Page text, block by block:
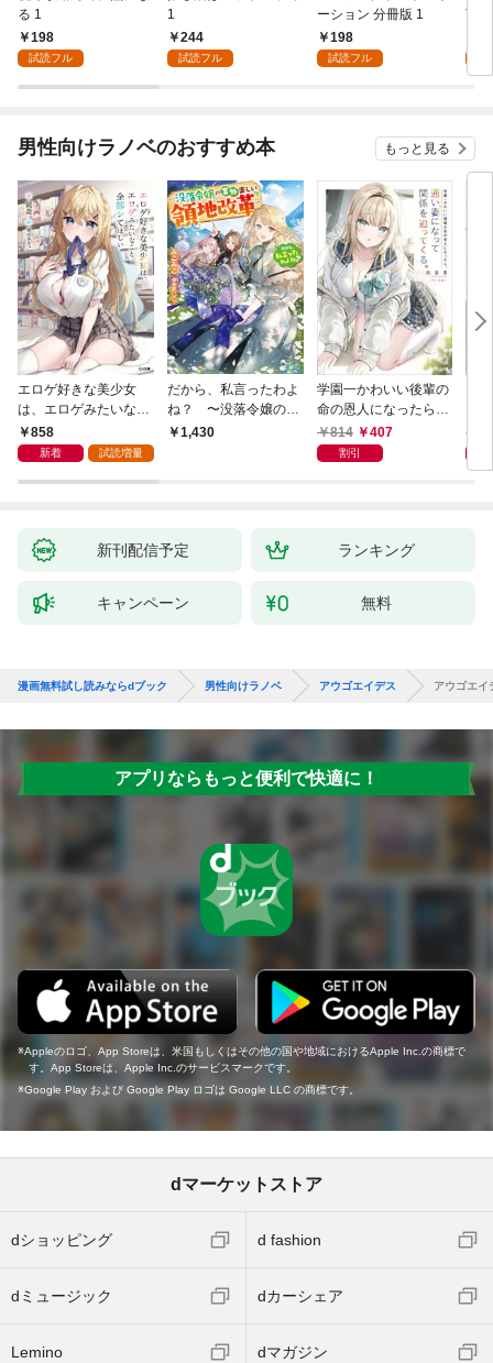
る 1
198
試読フル
1
244
試読フル
ーション 分冊版 1
198
試読フル
言
男性向けラノベのおすすめ本 もっと見る
エロゲ好きな美少女
は、エロゲみたいなこ
と全部シてほしい【電
子ＳＳ特典付き】
858
新着 試読増量
だから、私言ったわよ
ね？ 〜没落令嬢の案
外楽しい領地改革〜
1,430
学園一かわいい後輩の
命の恩人になったら、
通い妻になって関係を
迫ってくる。
814 407
割引
新刊配信予定 ランキング
キャンペーン 無料
漫画無料試し読みならdブック 男性向けラノベ アウゴエイデス アウゴエ
アプリならもっと便利で快適に！
Appleのロゴ、App Storeは、米国もしくはその他の国や地域におけるApple Inc.の商標で
す。App Storeは、Apple Inc.のサービスマークです。
Google Play および Google Play ロゴは Google LLC の商標です。
dマーケットストア
dショッピング d fashion
dミュージック dカーシェア
Lemino dマガジン